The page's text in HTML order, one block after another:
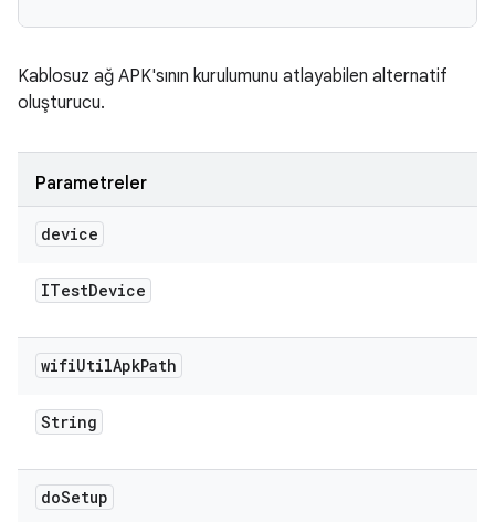
Kablosuz ağ APK'sının kurulumunu atlayabilen alternatif
oluşturucu.
Parametreler
device
ITestDevice
wifiUtilApkPath
String
doSetup